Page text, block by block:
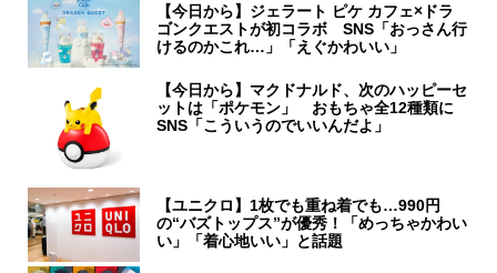
【今日から】ジェラート ピケ カフェ×ドラ
ゴンクエストが初コラボ SNS「おっさん行
けるのかこれ…」「えぐかわいい」
【今日から】マクドナルド、次のハッピーセ
ットは「ポケモン」 おもちゃ全12種類に
SNS「こういうのでいいんだよ」
【ユニクロ】1枚でも重ね着でも…990円
の“バズトップス”が優秀！「めっちゃかわい
い」「着心地いい」と話題